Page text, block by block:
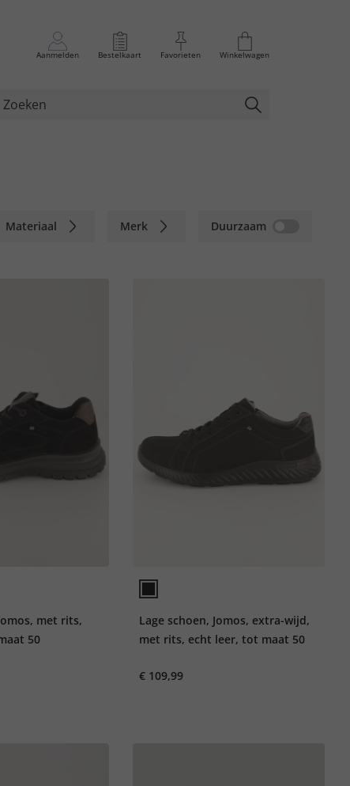
Aanmelden Bestelkaart Favorieten Winkelwagen
Duurzaam
Materiaal Merk
met rits,
50
Lage schoen, Jomos, extra-wijd,
met rits, echt leer, tot maat 50
€ 109,99